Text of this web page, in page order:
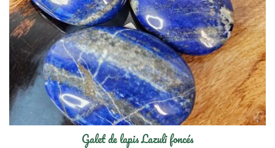
Galet de lapis Lazuli foncés